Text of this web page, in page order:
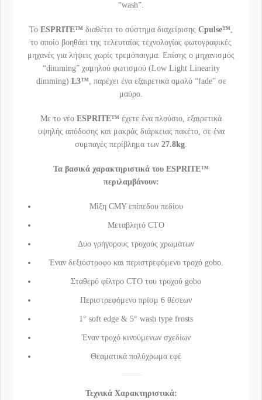
“wash”.
Το ESPRITE™ διαθέτει το σύστημα διαχείρισης Cpulse™,
το οποίο βοηθάει της τελευταίας τεχνολογίας φωτογραφικές
μηχανές για λήψεις χωρίς τρεμόπαιγμα. Επίσης ο μηχανισμός
“dimming” χαμηλού φωτισμού (Low Light Linearity
dimming) L3™, παρέχει ένα εξαιρετικά ομαλό “fade” σε
μαύρο.
Με το νέο ESPRITE™ έχετε ένα πλούσιο, εξαιρετικά
υψηλής απόδοσης και μακράς διάρκειας πακέτο, σε ένα
συμπαγές περίβλημα των 27.8kg.
Τα βασικά χαρακτηριστικά του ESPRITE™
περιλαμβάνουν:
Μίξη CMY επίπεδου πεδίου
Μεταβλητό CTO
Δύο γρήγορους τροχούς χρωμάτων
Έναν δεξιόστροφο και περιστρεφόμενο τροχό gobo.
Σταθερό φίλτρο CTO του τροχού gobo
Περιστρεφόμενο πρίσμ 6 θέσεων
1° soft edge & 5° wash type frosts
Έναν τροχό κινούμενων σχεδίων
Θεαματικά πολύχρωμα εφέ
Τεχνικά Χαρακτηριστικά: